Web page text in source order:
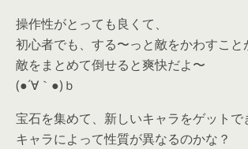
操作性がとっても良くて、
初心者でも、する〜っと敵をかわすこと
敵をまとめて倒せると爽快だよ〜
(●´∀｀●)ｂ
宝石を集めて、新しいキャラをゲットで
キャラによって性質が異なるのかな？